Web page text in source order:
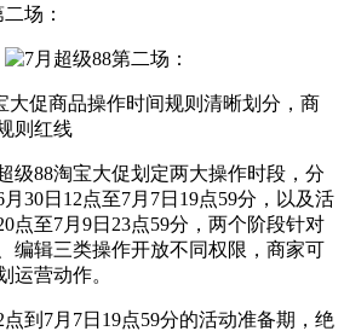
场：
促商品操作时间规则清晰划分，商
则红线
88淘宝大促划定两大操作时段，分
30日12点至7月7日19点59分，以及活
点至7月9日23点59分，两个阶段针对
编辑三类操作开放不同权限，商家可
运营动作。
7月7日19点59分的活动准备期，绝